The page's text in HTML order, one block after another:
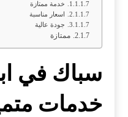
خدمة ممتازة
اسعار مناسبة
جودة عالية
ممتازة
سباك في
خدمات